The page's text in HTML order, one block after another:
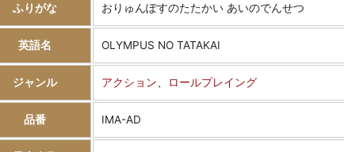
ふりがな おりゅんぽすのたたかい あいのでんせつ
英語名 OLYMPUS NO TATAKAI
ジャンル アクション ロールプレイング
品番 IMA-AD